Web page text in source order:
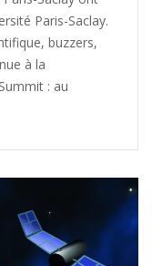
Paris-Saclay.
buzzers,
à la
: au